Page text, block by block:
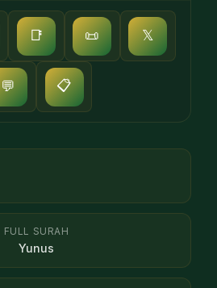
📑 📜 𝕏
💬 📋
FULL SURAH
Yunus